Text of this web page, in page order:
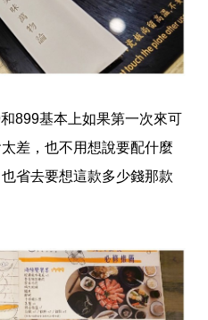
899基本上如果第一次來可
差，也不用想說要配什麼
省去要想這款多少錢那款